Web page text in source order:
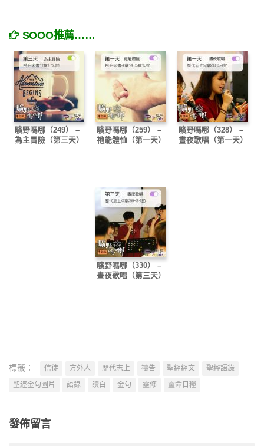
SOOO推薦……
曠野嗎哪（249） –
為主冒險（第三天）
曠野嗎哪（259） –
祂能體恤（第一天）
曠野嗎哪（328） –
晝夜歌唱（第一天）
曠野嗎哪（330） –
晝夜歌唱（第三天）
標籤： 信徒 方外人 歷代志上 禱告 聖經經文
聖經語錄
聖經金句圖片
語錄 讀白 金句 靈修 靈命日糧
發佈留言